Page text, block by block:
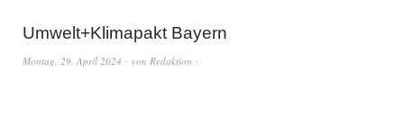
Umwelt+Klimapakt Bayern
Montag, 29. April 2024 von Redaktion